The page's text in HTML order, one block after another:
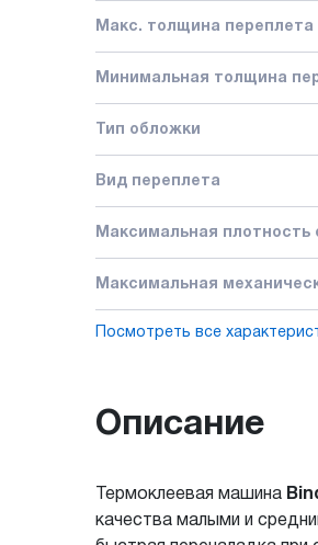
Макс. толщина переплета
Минимальная толщина
Тип обложки
Вид переплета
Максимальная плотность
Максимальная
Посмотреть все
Описание
Термоклеевая машина
качества малыми и